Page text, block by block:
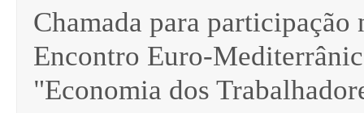
Chamada para participação
Encontro Euro-
"Economia dos